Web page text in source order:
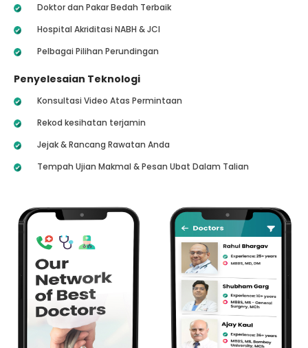
Doktor dan Pakar Bedah Terbaik
Hospital Akriditasi NABH & JCI
Pelbagai Pilihan Perundingan
Penyelesaian Teknologi
Konsultasi Video Atas Permintaan
Rekod kesihatan terjamin
Jejak & Rancang Rawatan Anda
Tempah Ujian Makmal & Pesan Ubat Dalam Talian